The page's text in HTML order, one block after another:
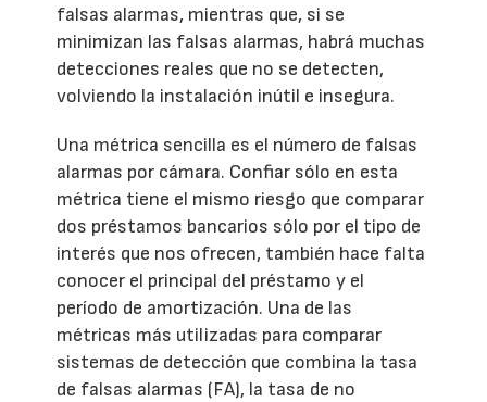
falsas alarmas, mientras que, si se
minimizan las falsas alarmas, habrá muchas
detecciones reales que no se detecten,
volviendo la instalación inútil e insegura.
Una métrica sencilla es el número de falsas
alarmas por cámara. Confiar sólo en esta
métrica tiene el mismo riesgo que comparar
dos préstamos bancarios sólo por el tipo de
interés que nos ofrecen, también hace falta
conocer el principal del préstamo y el
período de amortización. Una de las
métricas más utilizadas para comparar
sistemas de detección que combina la tasa
de falsas alarmas (FA), la tasa de no